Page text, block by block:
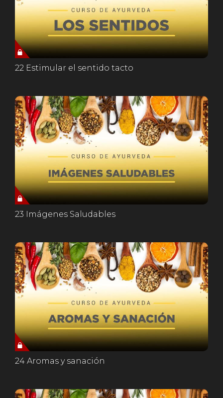
22 Estimular el sentido tacto
23 Imágenes Saludables
24 Aromas y sanación